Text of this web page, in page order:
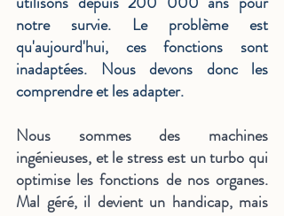
notre survie. Le problème est
qu'aujourd'hui, ces fonctions sont
inadaptées. Nous devons donc les
comprendre et les adapter.
Nous sommes des machines
ingénieuses, et le stress est un turbo qui
optimise les fonctions de nos organes.
Mal géré, il devient un handicap, mais